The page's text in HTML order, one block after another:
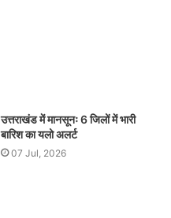
उत्तराखंड में मानसूनः 6 जिलों में भारी
बारिश का यलो अलर्ट
07 Jul, 2026